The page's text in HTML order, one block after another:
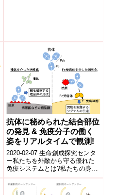
抗体に秘められた結合部位
の発見 & 免疫分子の働く
姿をリアルタイムで観測!
2020-02-07 生命創成探究センタ
ー私たちを外敵から守る優れた
免疫システムとは?私たちの身体
には、細菌やウイルスなどの外
敵の侵入に対し、防御すること
で健康...